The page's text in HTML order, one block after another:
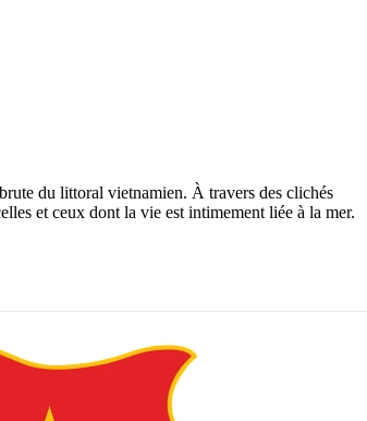
du littoral vietnamien. À travers des clichés
et ceux dont la vie est intimement liée à la mer.